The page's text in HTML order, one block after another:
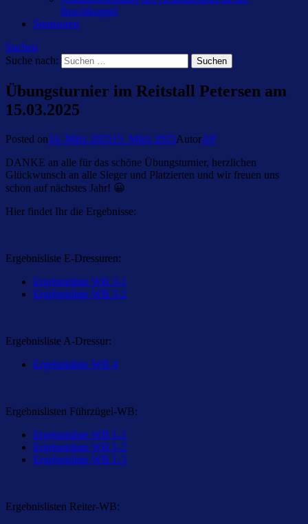
Buschkoppel
Sponsoren
Suchen
Suche nach:
Übungsturnier im Reitstall Petersen am
15.03.2025
Posted on14. März 202515. März 2025AutorAP
DANKE an alle für das schöne Übungsturnier, herzlichen
Glückwunsch an alle Sieger und Platzierten und wir freuen uns
schon auf nächstes Jahr! 😀
Hier findet Ihr die Ergebnisse:
Ergebnisliste E-Dressuren:
Ergebnisliste WB 3-1
Ergebnisliste WB 3-2
Ergebnisliste A-Dressur:
Ergebnisliste WB 4
Ergebnislisten Führzügel-WB:
Ergebnisliste WB 1-1
Ergebnisliste WB 1-2
Ergebnisliste WB 1-3
Ergebnislisten Reiter-WB: